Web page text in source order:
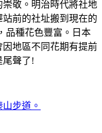
敬。明治時代將社地
前的社址搬到現在的
品種花色豐富。日本
地區不同花期有提前
尾聲了!
步道。